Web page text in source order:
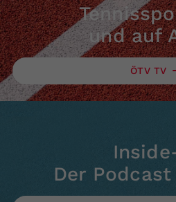
und auf
ÖTV TV
Der Podcast